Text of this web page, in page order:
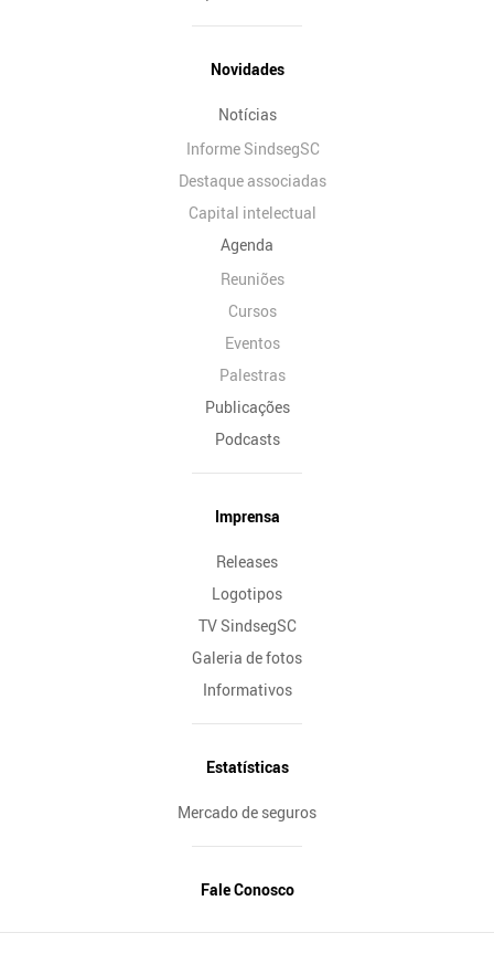
Novidades
Notícias
Informe SindsegSC
Destaque associadas
Capital intelectual
Agenda
Reuniões
Cursos
Eventos
Palestras
Publicações
Podcasts
Imprensa
Releases
Logotipos
TV SindsegSC
Galeria de fotos
Informativos
Estatísticas
Mercado de seguros
Fale Conosco